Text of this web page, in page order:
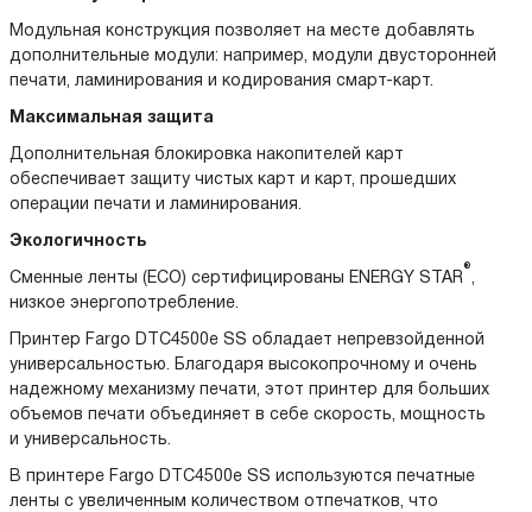
Модульная конструкция позволяет на месте добавлять
дополнительные модули: например, модули двусторонней
печати, ламинирования и кодирования смарт-карт.
Максимальная защита
Дополнительная блокировка накопителей карт
обеспечивает защиту чистых карт и карт, прошедших
операции печати и ламинирования.
Экологичность
Сменные ленты (ECO) сертифицированы ENERGY STAR
®
,
низкое энергопотребление.
Принтер Fargo DTC4500e SS обладает непревзойденной
универсальностью. Благодаря высокопрочному и очень
надежному механизму печати, этот принтер для больших
объемов печати объединяет в себе скорость, мощность
и универсальность.
В принтере Fargo DTC4500e SS используются печатные
ленты с увеличенным количеством отпечатков, что